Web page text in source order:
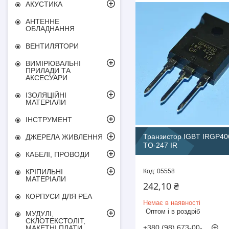
Транзистор IGBT
TO-247 IR
05558
242,10 ₴
Немає в наявності
Оптом і в роздріб
+380 (98) 673-00-
АКУСТИКА
АНТЕННЕ
ОБЛАДНАННЯ
ВЕНТИЛЯТОРИ
ВИМІРЮВАЛЬНІ
ПРИЛАДИ ТА
АКСЕСУАРИ
ІЗОЛЯЦІЙНІ
МАТЕРІАЛИ
ІНСТРУМЕНТ
ДЖЕРЕЛА ЖИВЛЕННЯ
КАБЕЛІ, ПРОВОДИ
КРІПИЛЬНІ
МАТЕРІАЛИ
КОРПУСИ ДЛЯ РЕА
МУДУЛІ,
СКЛОТЕКСТОЛІТ,